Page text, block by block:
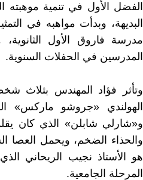
الفضل الأول في تنمية
البديهة، وبدأت مواهبه في
مدرسة فاروق الأول
المدرسين في الحفلات السنوية.
وتأثر فؤاد المهندس بثلاث
الهولندي «جروشو ماركس»
و«شارلي شابلن» الذي كان
والحذاء الضخم، ويحمل العصا
هو الأستاذ نجيب الريحاني
المرحلة الجامعية.